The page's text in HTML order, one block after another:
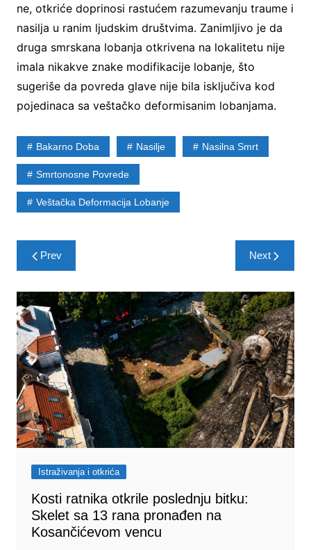
ne, otkriće doprinosi rastućem razumevanju traume i
nasilja u ranim ljudskim društvima. Zanimljivo je da
druga smrskana lobanja otkrivena na lokalitetu nije
imala nikakve znake modifikacije lobanje, što
sugeriše da povreda glave nije bila isključiva kod
pojedinaca sa veštačko deformisanim lobanjama.
Bakarno Doba Nasilje Nasilna Smrt
Smrtonosne Povrede
Veštačka Deformacija Lobanje
Post
navigation
Prev Next
Istraživanja i otkrića
Kosti ratnika otkrile poslednju bitku:
Skelet sa 13 rana pronađen na
Kosančićevom vencu